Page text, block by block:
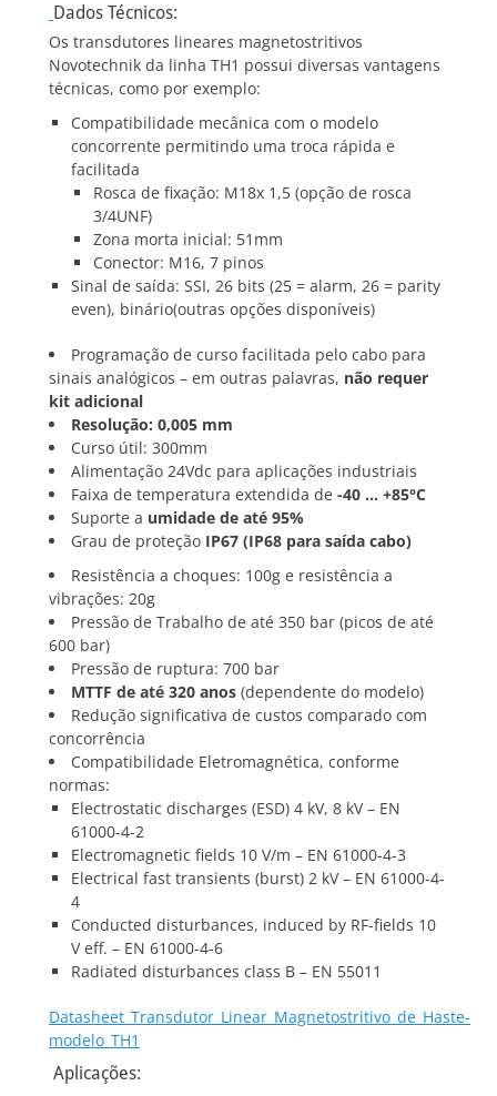
Dados Técnicos:
Os transdutores lineares magnetostritivos
Novotechnik da linha TH1 possui diversas vantagens
técnicas, como por exemplo:
Compatibilidade mecânica com o modelo
concorrente permitindo uma troca rápida e
facilitada
Rosca de fixação: M18x 1,5 (opção de rosca
3/4UNF)
Zona morta inicial: 51mm
Conector: M16, 7 pinos
Sinal de saída: SSI, 26 bits (25 = alarm, 26 = parity
even), binário(outras opções disponíveis)
Programação de curso facilitada pelo cabo para
sinais analógicos – em outras palavras, não requer
kit adicional
Resolução: 0,005 mm
Curso útil: 300mm
Alimentação 24Vdc para aplicações industriais
Faixa de temperatura extendida de -40 … +85°C
Suporte a umidade de até 95%
Grau de proteção IP67 (IP68 para saída cabo)
Resistência a choques: 100g e resistência a
vibrações: 20g
Pressão de Trabalho de até 350 bar (picos de até
600 bar)
Pressão de ruptura: 700 bar
MTTF de até 320 anos (dependente do modelo)
Redução significativa de custos comparado com
concorrência
Compatibilidade Eletromagnética, conforme
normas:
Electrostatic discharges (ESD) 4 kV, 8 kV – EN
61000-4-2
Electromagnetic fields 10 V/m – EN 61000-4-3
Electrical fast transients (burst) 2 kV – EN 61000-4-
4
Conducted disturbances, induced by RF-fields 10
V eff. – EN 61000-4-6
Radiated disturbances class B – EN 55011
Datasheet_Transdutor_Linear_Magnetostritivo_de_Haste-
modelo_TH1
Aplicações: